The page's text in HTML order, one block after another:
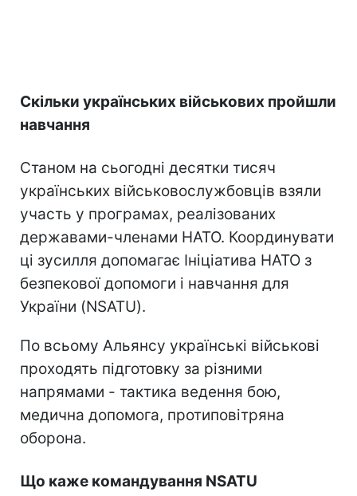
Скільки українських військових пройшли
навчання
Станом на сьогодні десятки тисяч
українських військовослужбовців взяли
участь у програмах, реалізованих
державами-членами НАТО. Координувати
ці зусилля допомагає Ініціатива НАТО з
безпекової допомоги і навчання для
України (NSATU).
По всьому Альянсу українські військові
проходять підготовку за різними
напрямами - тактика ведення бою,
медична допомога, протиповітряна
оборона.
Що каже командування NSATU